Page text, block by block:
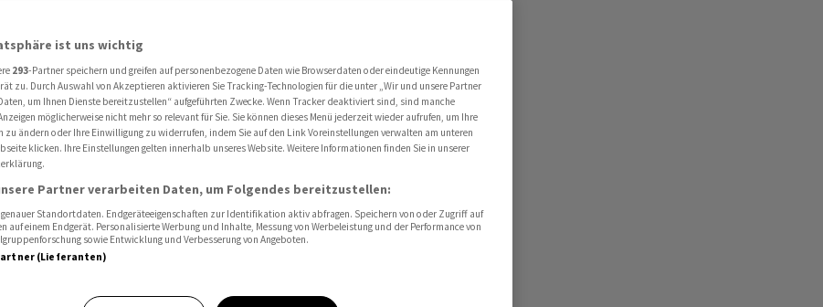
und US-Geschäftszahlen
auf
ist uns wichtig
293-Partner speichern und greifen auf personenbezogene Daten wie Browserdaten oder eindeutige Kennungen
zu. Durch Auswahl von Akzeptieren aktivieren Sie Tracking-Technologien für die unter „Wir und unsere Partner
um Ihnen Dienste bereitzustellen“ aufgeführten Zwecke. Wenn Tracker deaktiviert sind, sind manche
möglicherweise nicht mehr so relevant für Sie. Sie können dieses Menü jederzeit wieder aufrufen, um Ihre
zu ändern oder Ihre Einwilligung zu widerrufen, indem Sie auf den Link Voreinstellungen verwalten am unteren
klicken. Ihre Einstellungen gelten innerhalb unseres Website. Weitere Informationen finden Sie in unserer
Partner verarbeiten Daten, um Folgendes bereitzustellen:
Standortdaten. Endgeräteeigenschaften zur Identifikation aktiv abfragen. Speichern von oder Zugriff auf
auf einem Endgerät. Personalisierte Werbung und Inhalte, Messung von Werbeleistung und der Performance von
sowie Entwicklung und Verbesserung von Angeboten.
(Lieferanten)